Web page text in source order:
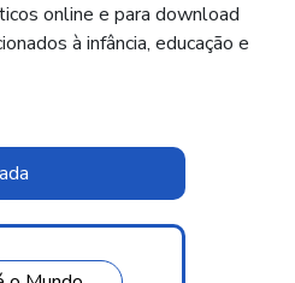
online e para download
à infância, educação e